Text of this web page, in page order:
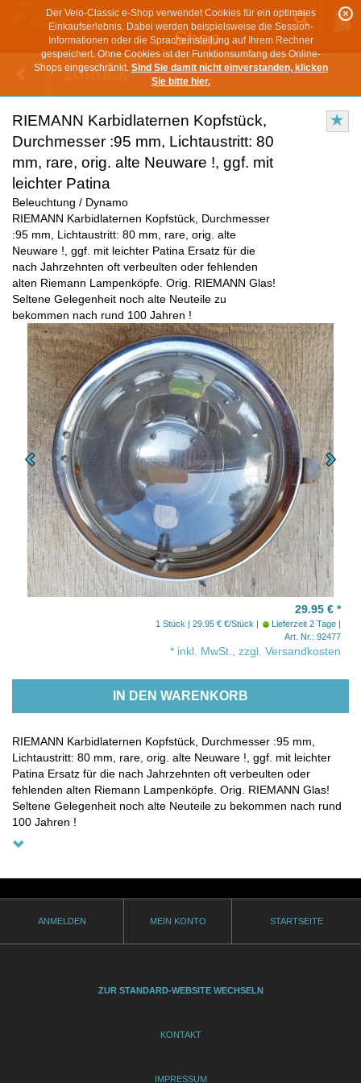
Der Velo-Classic e-Shop verwendet Cookies für ein optimales
Einkaufserlebnis. Dabei werden beispielsweise die Session-
Informationen oder die Spracheinstellung auf Ihrem Rechner
gespeichert. Ohne Cookies ist der Funktionsumfang des Online-
Shops eingeschränkt. Sind Sie damit nicht einverstanden, klicken
Sie bitte hier.
ZURÜCK
RIEMANN Karbidlaternen Kopfstück,
Durchmesser :95 mm, Lichtaustritt: 80
mm, rare, orig. alte Neuware !, ggf. mit
leichter Patina
Beleuchtung / Dynamo
RIEMANN Karbidlaternen Kopfstück, Durchmesser
:95 mm, Lichtaustritt: 80 mm, rare, orig. alte
Neuware !, ggf. mit leichter Patina Ersatz für die
nach Jahrzehnten oft verbeulten oder fehlenden
alten Riemann Lampenköpfe. Orig. RIEMANN Glas!
Seltene Gelegenheit noch alte Neuteile zu
bekommen nach rund 100 Jahren !
29.95 € *
1 Stück | 29.95 € €/Stück
Lieferzeit 2 Tage
Art. Nr.: 92477
* inkl. MwSt., zzgl. Versandkosten
IN DEN WARENKORB
RIEMANN Karbidlaternen Kopfstück, Durchmesser :95 mm,
Lichtaustritt: 80 mm, rare, orig. alte Neuware !, ggf. mit leichter
Patina Ersatz für die nach Jahrzehnten oft verbeulten oder
fehlenden alten Riemann Lampenköpfe. Orig. RIEMANN Glas!
Seltene Gelegenheit noch alte Neuteile zu bekommen nach rund
100 Jahren !
ANMELDEN MEIN KONTO STARTSEITE
ZUR STANDARD-WEBSITE WECHSELN
KONTAKT
IMPRESSUM